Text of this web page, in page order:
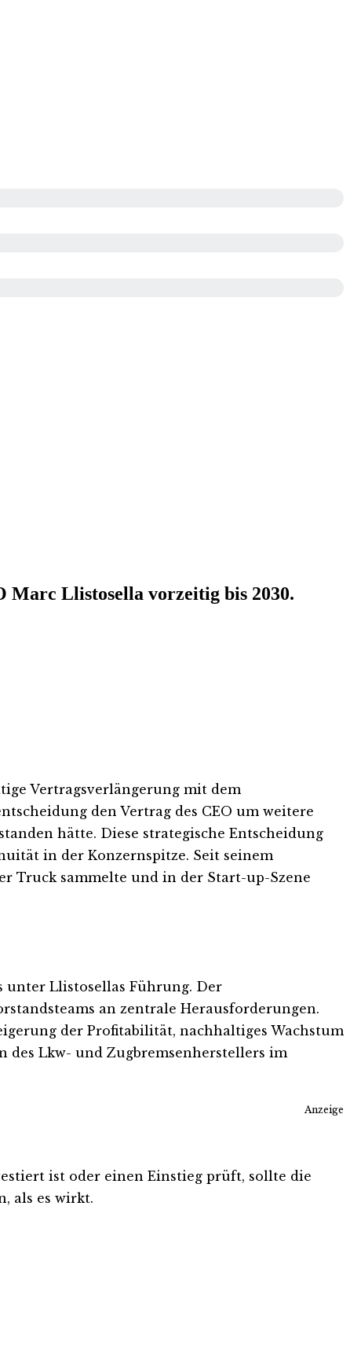
Llistosella vorzeitig bis 2030.
Vertragsverlängerung mit dem
den Vertrag des CEO um weitere
hätte. Diese strategische Entscheidung
in der Konzernspitze. Seit seinem
Truck sammelte und in der Start-up-Szene
unter Llistosellas Führung. Der
an zentrale Herausforderungen.
der Profitabilität, nachhaltiges Wachstum
des Lkw- und Zugbremsenherstellers im
Anzeige
ist oder einen Einstieg prüft, sollte die
als es wirkt.